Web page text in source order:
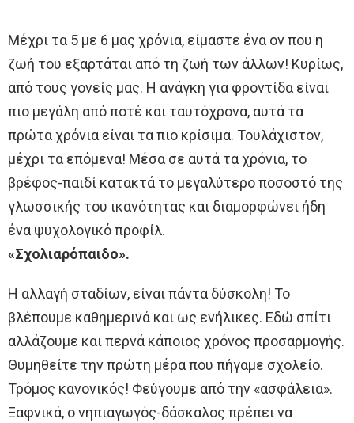
Μέχρι τα 5 με 6 μας χρόνια, είμαστε ένα ον που η
ζωή του εξαρτάται από τη ζωή των άλλων! Κυρίως,
από τους γονείς μας. Η ανάγκη για φροντίδα είναι
πιο μεγάλη από ποτέ και ταυτόχρονα, αυτά τα
πρώτα χρόνια είναι τα πιο κρίσιμα. Τουλάχιστον,
μέχρι τα επόμενα! Μέσα σε αυτά τα χρόνια, το
βρέφος-παιδί κατακτά το μεγαλύτερο ποσοστό της
γλωσσικής του ικανότητας και διαμορφώνει ήδη
ένα ψυχολογικό προφίλ.
«Σχολιαρόπαιδο».
Η αλλαγή σταδίων, είναι πάντα δύσκολη! Το
βλέπουμε καθημερινά και ως ενήλικες. Εδώ σπίτι
αλλάζουμε και περνά κάποιος χρόνος προσαρμογής.
Θυμηθείτε την πρώτη μέρα που πήγαμε σχολείο.
Τρόμος κανονικός! Φεύγουμε από την «ασφάλεια».
Ξαφνικά, ο νηπιαγωγός-δάσκαλος πρέπει να